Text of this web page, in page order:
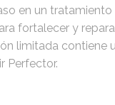
en un
fortalecer y
limitada contiene
Perfector.